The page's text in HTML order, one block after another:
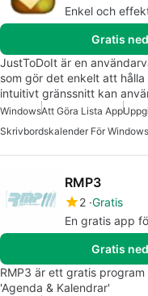
Enkel och
Gratis
JustToDoIt är en
som gör det enkelt att
intuitivt gränssnitt kan
WindowsAtt Göra Lista App
Skrivbordskalender För Windows
RMP3
2 Gratis
En gratis app
Gratis
RMP3 är ett gratis
'Agenda & Kalendrar'